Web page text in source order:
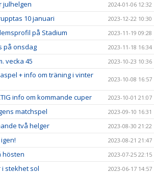
julhelgen 2024-01-06 12:32
10 januari 2023-12-22 10:30
på Stadium 2023-11-19 09:28
på onsdag 2023-11-18 16:34
vecka 45 2023-10-23 10:36
+ info om träning i vinter
2023-10-08 16:57
info om kommande cuper 2023-10-01 21:07
matchspel 2023-09-10 16:31
två helger 2023-08-30 21:22
2023-08-21 21:47
hösten 2023-07-25 22:15
stekhet sol 2023-06-17 14:57